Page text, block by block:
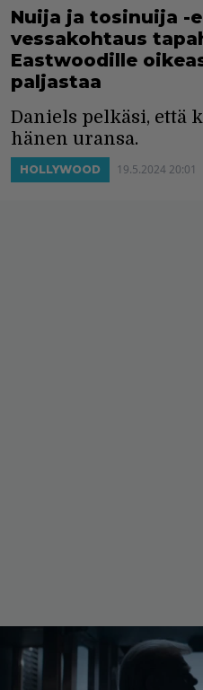
Nuija ja tosinuija -
vessakohtaus
Eastwoodille
paljastaa
Daniels pelkäsi, että
hänen uransa.
HOLLYWOOD 19.5.2024 20:01